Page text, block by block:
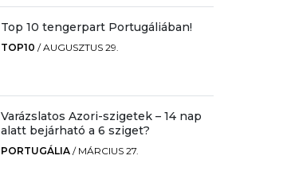
Top 10 tengerpart Portugáliában!
TOP10 /AUGUSZTUS 29.
Varázslatos Azori-szigetek – 14 nap
alatt bejárható a 6 sziget?
PORTUGÁLIA / MÁRCIUS 27.